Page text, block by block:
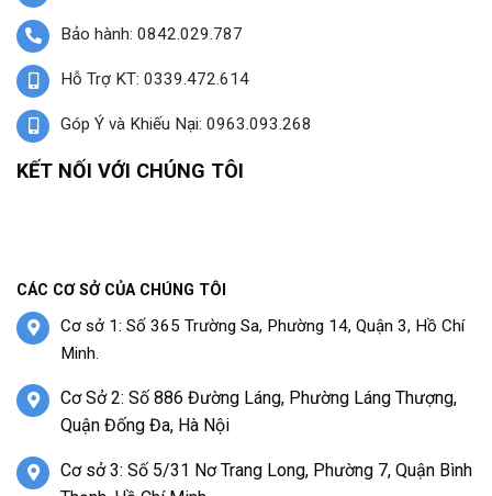
Bảo hành: 0842.029.787
Hỗ Trợ KT: 0339.472.614
Góp Ý và Khiếu Nại: 0963.093.268
KẾT NỐI VỚI CHÚNG TÔI
CÁC CƠ SỞ CỦA CHÚNG TÔI
Cơ sở 1: Số 365 Trường Sa, Phường 14, Quận 3, Hồ Chí
Minh.
Cơ Sở 2: Số 886 Đường Láng, Phường Láng Thượng,
Quận Đống Đa, Hà Nội
Cơ sở 3: Số 5/31 Nơ Trang Long, Phường 7, Quận Bình